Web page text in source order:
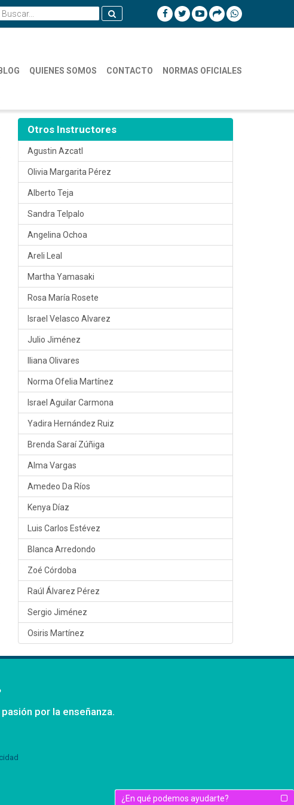
BLOG QUIENES SOMOS CONTACTO NORMAS OFICIALES
Otros Instructores
Agustin Azcatl
Olivia Margarita Pérez
Alberto Teja
Sandra Telpalo
Angelina Ochoa
Areli Leal
Martha Yamasaki
Rosa María Rosete
Israel Velasco Alvarez
Julio Jiménez
Iliana Olivares
Norma Ofelia Martínez
Israel Aguilar Carmona
Yadira Hernández Ruiz
Brenda Saraí Zúñiga
Alma Vargas
Amedeo Da Ríos
Kenya Díaz
Luis Carlos Estévez
Blanca Arredondo
Zoé Córdoba
Raúl Álvarez Pérez
Sergio Jiménez
Osiris Martínez
por la enseñanza.
¿En qué podemos ayudarte?